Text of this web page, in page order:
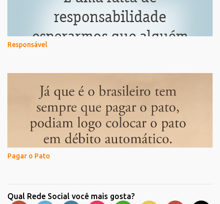
Responsável
Pagar o Pato
Qual Rede Social você mais gosta?